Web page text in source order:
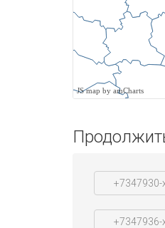
JS map by amCharts
+7347930-
+7347936-